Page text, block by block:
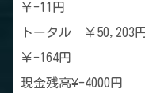
￥-11円
トータル ￥50,203円
￥-164円
現金残高¥-4000円